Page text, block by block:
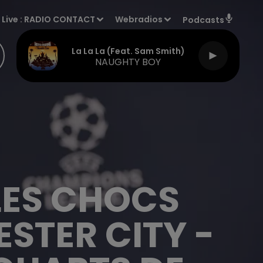
Live : RADIO CONTACT Webradios Podcasts
La La La (feat. Sam Smith)
NAUGHTY BOY
CHOCS
CITY -